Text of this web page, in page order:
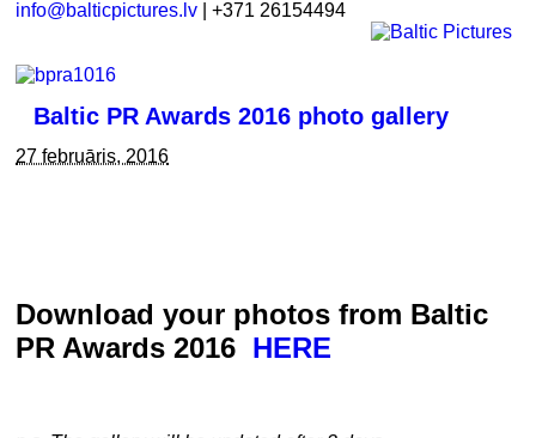
info@balticpictures.lv | +371 26154494
Baltic PR Awards 2016 photo gallery
27 februāris, 2016
Download your photos from Baltic
PR Awards 2016 HERE